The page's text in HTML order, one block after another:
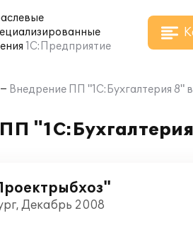
1С:Предприятие
Внедрение ПП "1С:Бухгалтерия
Декабрь 2008